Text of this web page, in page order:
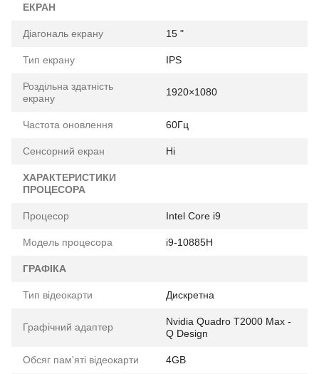
ЕКРАН
Діагональ екрану 15 "
Тип екрану IPS
Роздільна здатність
екрану
1920×1080
Частота оновлення 60Гц
Сенсорний екран Ні
ХАРАКТЕРИСТИКИ
ПРОЦЕСОРА
Процесор Intel Core i9
Модель процесора i9-10885H
ГРАФІКА
Тип відеокарти Дискретна
Графічний адаптер
Nvidia Quadro T2000 Max -
Q Design
Обсяг пам'яті відеокарти 4GB